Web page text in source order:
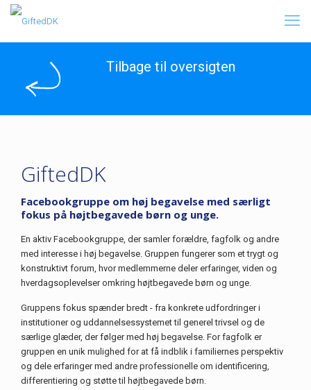
Tilbage til oversigten
GiftedDK
Facebookgruppe om høj begavelse med særligt
fokus på højtbegavede børn og unge.
En aktiv Facebookgruppe, der samler forældre, fagfolk og andre
med interesse i høj begavelse. Gruppen fungerer som et trygt og
konstruktivt forum, hvor medlemmerne deler erfaringer, viden og
hverdagsoplevelser omkring højtbegavede børn og unge.
Gruppens fokus spænder bredt - fra konkrete udfordringer i
institutioner og uddannelsessystemet til generel trivsel og de
særlige glæder, der følger med høj begavelse. For fagfolk er
gruppen en unik mulighed for at få indblik i familiernes perspektiv
og dele erfaringer med andre professionelle om identificering,
differentiering og støtte til højtbegavede børn.